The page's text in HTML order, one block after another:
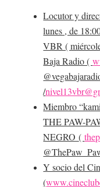
Locutor y
lunes , de
VBR (
Baja Radio (
/
Miembro
THE PAW-
NEGRO(
Y socio del
(